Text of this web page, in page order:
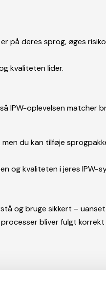
på deres sprog, øges
kvaliteten lider.
IPW-oplevelsen matcher
du kan tilføje
og kvaliteten i jeres IPW-
og bruge sikkert –
bliver fulgt